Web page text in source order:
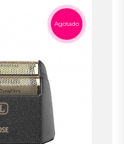
Agotado